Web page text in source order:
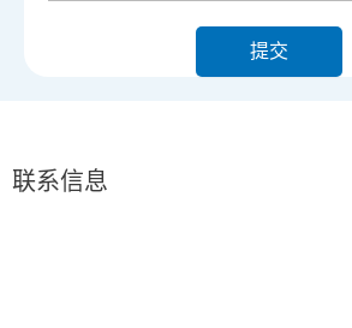
提交
联系信息